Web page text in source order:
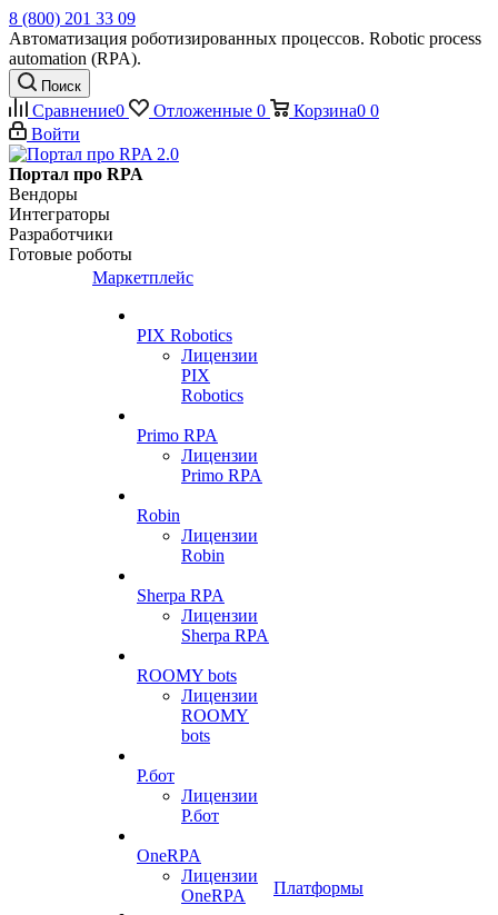
8 (800) 201 33 09
Автоматизация роботизированных процессов. Robotic process
automation (RPA).
Поиск
Сравнение0 Отложенные 0 Корзина0 0
Войти
Портал про RPA
Вендоры
Интеграторы
Разработчики
Готовые роботы
Маркетплейс
PIX Robotics
Лицензии
PIX
Robotics
Primo RPA
Лицензии
Primo RPA
Robin
Лицензии
Robin
Sherpa RPA
Лицензии
Sherpa RPA
ROOMY bots
Лицензии
ROOMY
bots
Р.бот
Лицензии
Р.бот
OneRPA
Лицензии
OneRPA
Платформы